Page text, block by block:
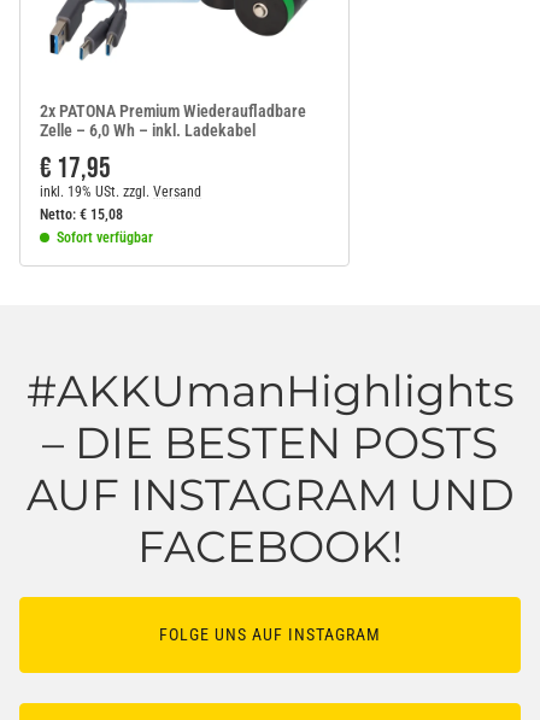
2x PATONA Premium Wiederaufladbare
Zelle – 6,0 Wh – inkl. Ladekabel
€ 17,95
inkl. 19% USt. zzgl. Versand
Netto: € 15,08
Sofort verfügbar
#AKKUmanHighlights
– DIE BESTEN POSTS
AUF INSTAGRAM UND
FACEBOOK!
FOLGE UNS AUF INSTAGRAM